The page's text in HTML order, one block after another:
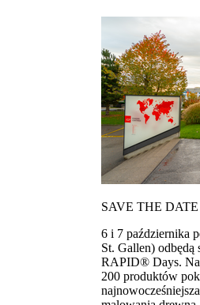
SAVE THE
6 i 7 października
St. Gallen) odbędą
RAPID® Days. Na
200 produktów